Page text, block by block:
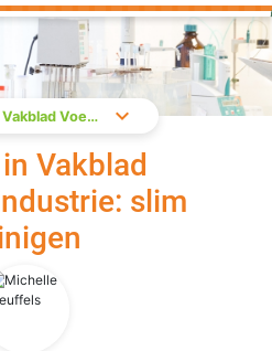
Artikel in Vakblad Voedingsindustrie: slim reinigen
Vakblad
slim